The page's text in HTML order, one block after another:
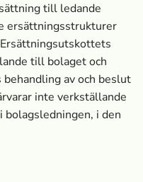
till ledande
ersättningsstrukturer
till bolaget och
av och beslut
inte verkställande
i den